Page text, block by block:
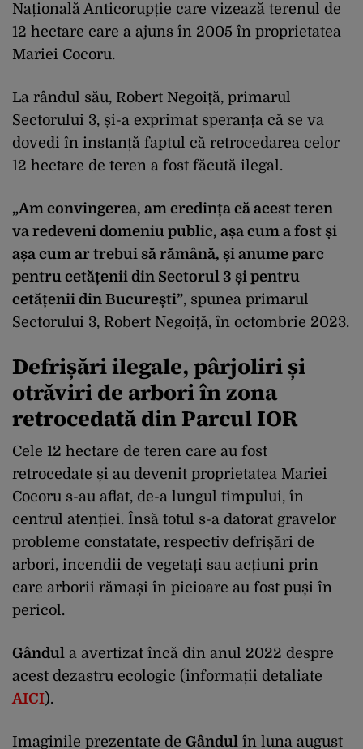
Națională Anticorupție care vizează terenul de
12 hectare care a ajuns în 2005 în proprietatea
Mariei Cocoru.
La rândul său, Robert Negoiță, primarul
Sectorului 3, și-a exprimat speranța că se va
dovedi în instanță faptul că retrocedarea celor
12 hectare de teren a fost făcută ilegal.
„Am convingerea, am credința că acest teren
va redeveni domeniu public, așa cum a fost și
așa cum ar trebui să rămână, și anume parc
pentru cetățenii din Sectorul 3 și pentru
cetățenii din București”, spunea primarul
Sectorului 3, Robert Negoiță, în octombrie 2023.
Defrișări ilegale, pârjoliri și
otrăviri de arbori în zona
retrocedată din Parcul IOR
Cele 12 hectare de teren care au fost
retrocedate și au devenit proprietatea Mariei
Cocoru s-au aflat, de-a lungul timpului, în
centrul atenției. Însă totul s-a datorat gravelor
probleme constatate, respectiv defrișări de
arbori, incendii de vegetați sau acțiuni prin
care arborii rămași în picioare au fost puși în
pericol.
Gândul a avertizat încă din anul 2022 despre
acest dezastru ecologic (informații detaliate
AICI).
Imaginile prezentate de Gândul în luna august